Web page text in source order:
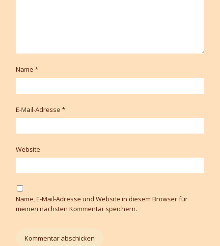
Name *
E-Mail-Adresse *
Website
Name, E-Mail-Adresse und Website in diesem Browser für
meinen nächsten Kommentar speichern.